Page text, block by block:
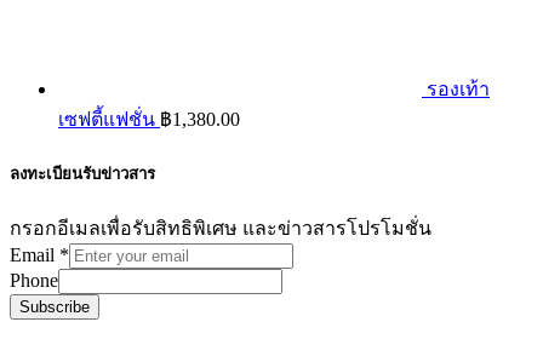
รองเท้า
เซฟตี้แฟชั่น ฿1,380.00
ลงทะเบียนรับข่าวสาร
กรอกอีเมลเพื่อรับสิทธิพิเศษ และข่าวสารโปรโมชั่น
Email *
Phone
Subscribe